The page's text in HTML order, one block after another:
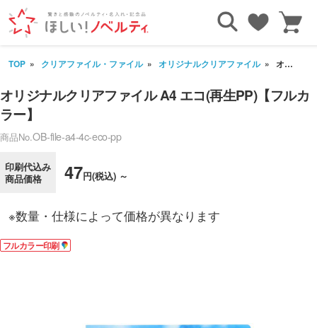
TOP クリアファイル・ファイル オリジナルクリアファイル オリジナルクリアファイル A4 エコ(再生PP)【フルカラー】
オリジナルクリアファイル A4 エコ(再生PP)【フルカ
ラー】
商品No.OB-file-a4-4c-eco-pp
印刷代込み
商品価格
47円(税込) ～
※数量・仕様によって価格が異なります
フルカラー印刷